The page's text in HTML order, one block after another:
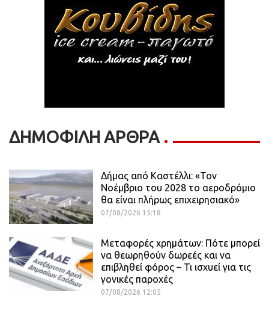
ΔΗΜΟΦΙΛΗ ΑΡΘΡΑ
Δήμας από Καστέλλι: «Τον
Νοέμβριο του 2028 το αεροδρόμιο
θα είναι πλήρως επιχειρησιακό»
07/08/2026 15:18
Μεταφορές χρημάτων: Πότε μπορεί
να θεωρηθούν δωρεές και να
επιβληθεί φόρος – Τι ισχυεί για τις
γονικές παροχές
07/08/2026 12:05